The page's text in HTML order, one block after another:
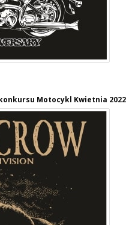
Motocykl Kwietnia 2022